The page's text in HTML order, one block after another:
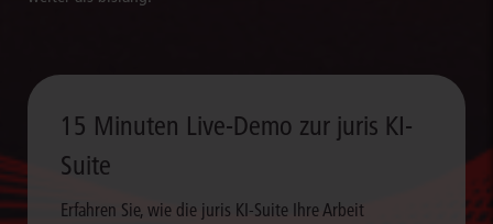
15 Minuten Live-Demo zur juris KI-
Suite
Erfahren Sie, wie die juris KI-Suite Ihre Arbeit